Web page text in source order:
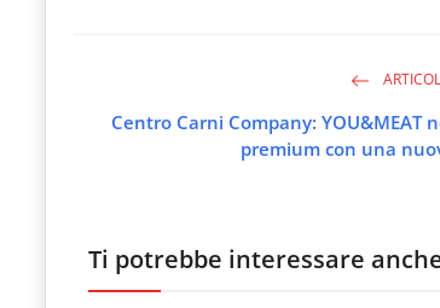
Centro Carni Company: YOU&MEAT
premium con una
Ti potrebbe interessare